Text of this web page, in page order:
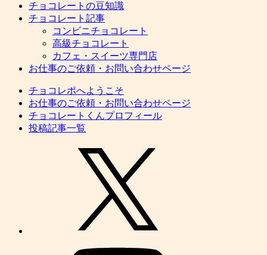
チョコレートの豆知識
チョコレート記事
コンビニチョコレート
高級チョコレート
カフェ・スイーツ専門店
お仕事のご依頼・お問い合わせページ
チョコレポへようこそ
お仕事のご依頼・お問い合わせページ
チョコレートくんプロフィール
投稿記事一覧